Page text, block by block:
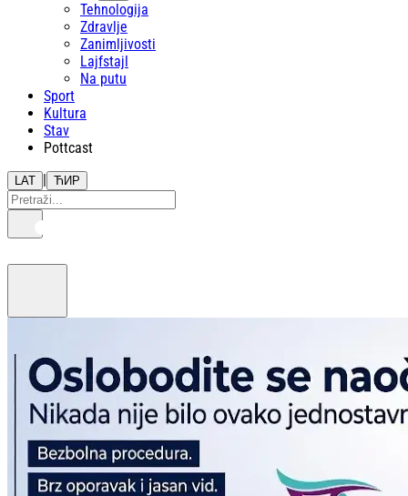
Tehnologija
Zdravlje
Zanimljivosti
Lajfstajl
Na putu
Sport
Kultura
Stav
Pottcast
LAT | ЋИР